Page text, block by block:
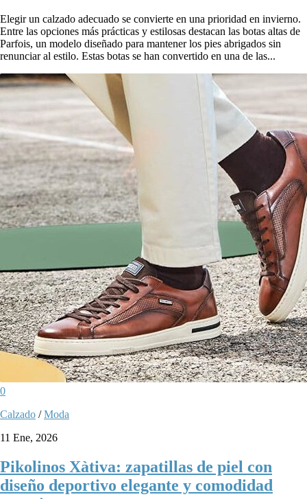
Elegir un calzado adecuado se convierte en una prioridad en invierno.
Entre las opciones más prácticas y estilosas destacan las botas altas de
Parfois, un modelo diseñado para mantener los pies abrigados sin
renunciar al estilo. Estas botas se han convertido en una de las...
0
Calzado /Moda
11 Ene, 2026
Pikolinos Xàtiva: zapatillas de piel con
diseño deportivo elegante y comodidad